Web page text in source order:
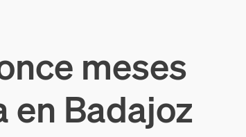
meses
Badajoz